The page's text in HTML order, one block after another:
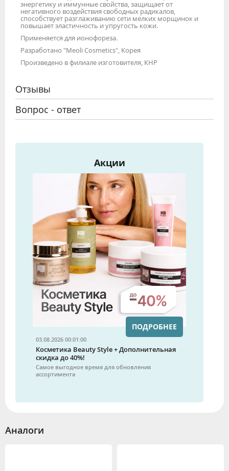
энергетику и иммунные свойства, защищает от
негативного воздействия свободных радикалов,
способствует разглаживанию сети мелких морщинок и
повышает эластичность и упругость кожи.
Применяется для ионофореза.
Разработано "Meoli Cosmetics", Корея
Произведено в филиале изготовителя, КНР
Отзывы
Вопрос - ответ
Акции
03.08.2026 00:01:00
Косметика Beauty Style + Дополнительная
скидка до 40%!
Самое выгодное время для обновления
ассортимента
ПОДРОБНЕЕ
Аналоги